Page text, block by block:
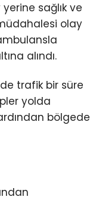
sağlık ve
olay
alındı.
trafik bir süre
yolda
bölgede